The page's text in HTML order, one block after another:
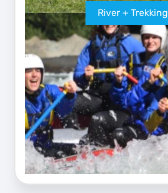
River + Trekking